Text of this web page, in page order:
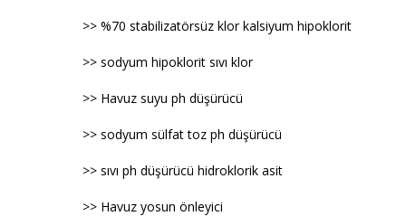
>> %70 stabilizatörsüz klor kalsiyum hipoklorit
>> sodyum hipoklorit sıvı klor
>> Havuz suyu ph düşürücü
>> sodyum sülfat toz ph düşürücü
>> sıvı ph düşürücü hidroklorik asit
>> Havuz yosun önleyici